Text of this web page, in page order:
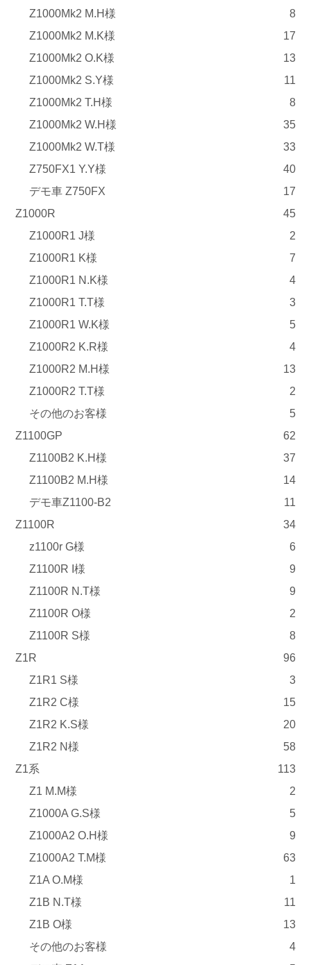
Z1000Mk2 M.H様
8
Z1000Mk2 M.K様
17
Z1000Mk2 O.K様
13
Z1000Mk2 S.Y様
11
Z1000Mk2 T.H様
8
Z1000Mk2 W.H様
35
Z1000Mk2 W.T様
33
Z750FX1 Y.Y様
40
デモ車 Z750FX
17
Z1000R
45
Z1000R1 J様
2
Z1000R1 K様
7
Z1000R1 N.K様
4
Z1000R1 T.T様
3
Z1000R1 W.K様
5
Z1000R2 K.R様
4
Z1000R2 M.H様
13
Z1000R2 T.T様
2
その他のお客様
5
Z1100GP
62
Z1100B2 K.H様
37
Z1100B2 M.H様
14
デモ車Z1100-B2
11
Z1100R
34
z1100r G様
6
Z1100R I様
9
Z1100R N.T様
9
Z1100R O様
2
Z1100R S様
8
Z1R
96
Z1R1 S様
3
Z1R2 C様
15
Z1R2 K.S様
20
Z1R2 N様
58
Z1系
113
Z1 M.M様
2
Z1000A G.S様
5
Z1000A2 O.H様
9
Z1000A2 T.M様
63
Z1A O.M様
1
Z1B N.T様
11
Z1B O様
13
その他のお客様
4